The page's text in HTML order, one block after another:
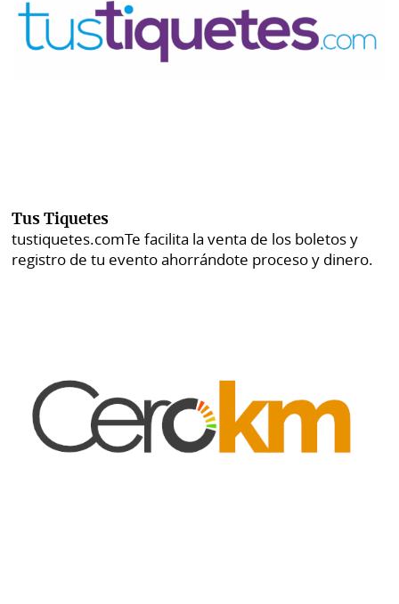
Tus Tiquetes
tustiquetes.comTe facilita la venta de los boletos y
registro de tu evento ahorrándote proceso y dinero.